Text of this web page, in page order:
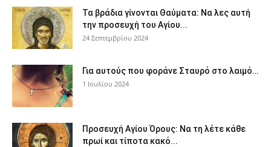
Τα βράδια γίνονται Θαύματα: Να λες αυτή
την προσευχή του Αγίου...
24 Σεπτεμβρίου 2024
Για αυτούς που φοράνε Σταυρό στο λαιμό…
1 Ιουλίου 2024
Προσευχή Αγίου Όρους: Να τη λέτε κάθε
πρωί και τίποτα κακό...